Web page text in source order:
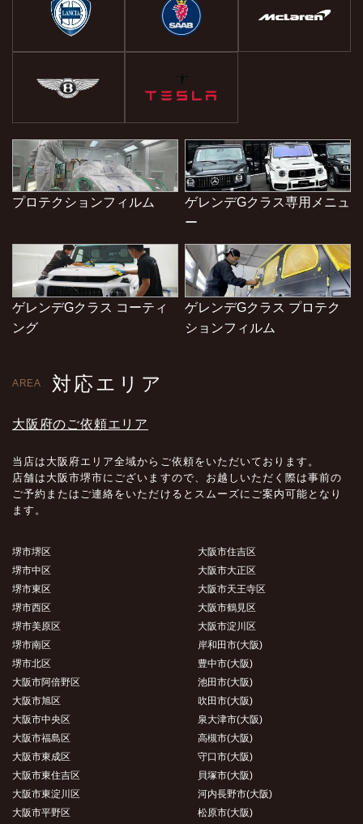
プロテクションフィルム
ゲレンデGクラス専用メニュ
ー
ゲレンデGクラス コーティ
ング
ゲレンデGクラス プロテク
ションフィルム
AREA 対応エリア
大阪府のご依頼エリア
当店は大阪府エリア全域からご依頼をいただいております。
店舗は大阪市堺市にございますので、お越しいただく際は事前の
ご予約またはご連絡をいただけるとスムーズにご案内可能となり
ます。
堺市堺区
堺市中区
堺市東区
堺市西区
堺市美原区
堺市南区
堺市北区
大阪市阿倍野区
大阪市旭区
大阪市中央区
大阪市福島区
大阪市東成区
大阪市東住吉区
大阪市東淀川区
大阪市平野区
大阪市住吉区
大阪市大正区
大阪市天王寺区
大阪市鶴見区
大阪市淀川区
岸和田市(大阪)
豊中市(大阪)
池田市(大阪)
吹田市(大阪)
泉大津市(大阪)
高槻市(大阪)
守口市(大阪)
貝塚市(大阪)
河内長野市(大阪)
松原市(大阪)